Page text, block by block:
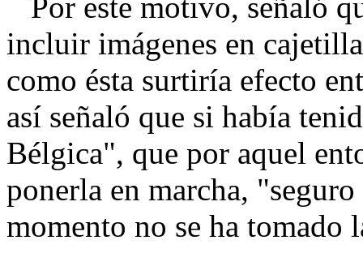
Por este motivo, señaló
incluir imágenes en
como ésta surtiría efecto
así señaló que si había
Bélgica", que por aquel
ponerla en marcha,
momento no se ha tomado